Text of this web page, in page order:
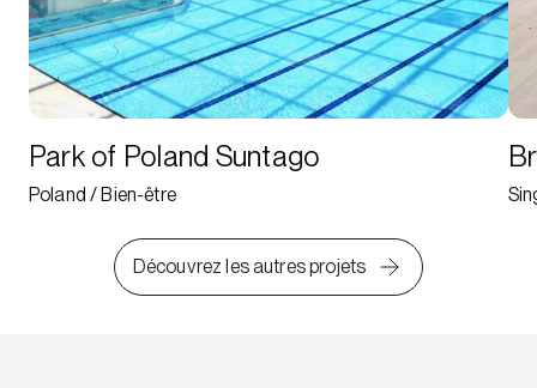
Park of Poland Suntago
Poland / Bien-être
Découvrez les autres projets